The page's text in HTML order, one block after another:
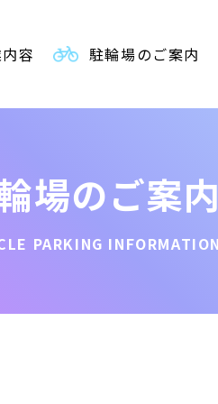
容 駐輪場のご案内
場のご案内